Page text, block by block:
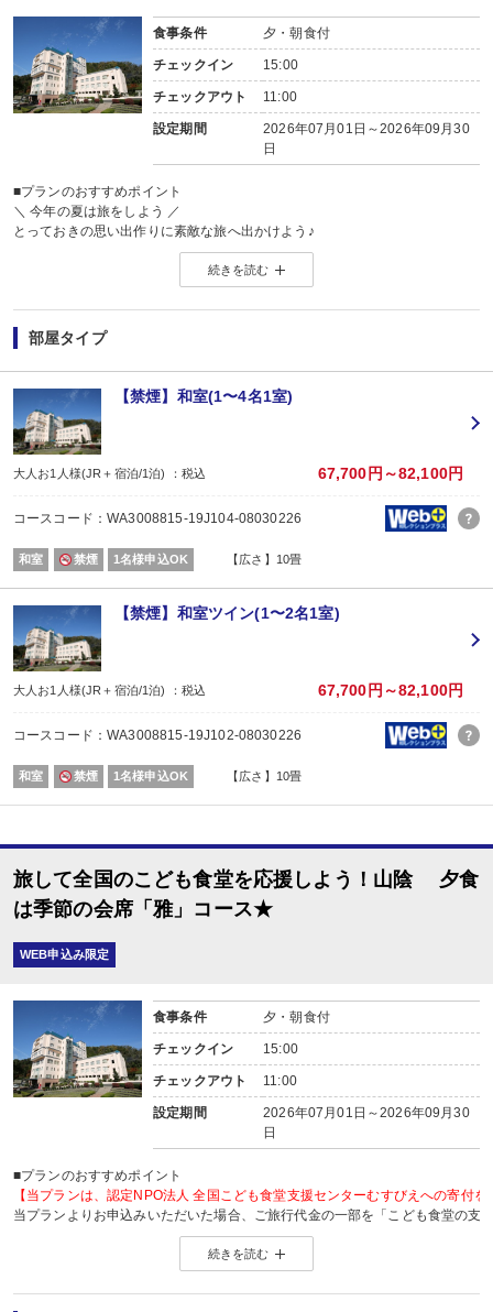
食事条件 夕・朝食付
チェックイン 15:00
チェックアウト 11:00
設定期間
2026年07月01日～2026年09月30
日
■プランのおすすめポイント
＼ 今年の夏は旅をしよう ／
とっておきの思い出作りに素敵な旅へ出かけよう♪
【2026年】夏休み・お盆おすすめ国内旅行特集
【2名1室でご利用の場合】 おとな1名＋こども1名OK♪
2名1室でご利用の場合、
おとな1名＋こども1名ご利用でも、お子様はこども代金でOK♪
※通常「おとな1名＋こども1名」で2名1室ご利用の場合、お子様はおとなと同
■夕食
場所:
レストラン
内容:
季節の会席「雅」コース
場所:
レストラン
内容:
和定食
【時間】7：00～9：00（7：00～／7：30～／8：00～）
続きを読む
部屋タイプ
【禁煙】和室(1〜4名1室)
大人お1人様(JR＋宿泊/1泊) ：税込 67,700円～82,100円
コースコード：WA3008815-19J104-08030226
和室 禁煙 1名様申込OK 【広さ】10畳
【禁煙】和室ツイン(1〜2名1室)
大人お1人様(JR＋宿泊/1泊) ：税込 67,700円～82,100円
コースコード：WA3008815-19J102-08030226
和室 禁煙 1名様申込OK 【広さ】10畳
旅して全国のこども食堂を応援しよう！山陰 夕食
は季節の会席「雅」コース★
WEB申込み限定
食事条件 夕・朝食付
チェックイン 15:00
チェックアウト 11:00
設定期間
2026年07月01日～2026年09月30
日
■プランのおすすめポイント
【当プランは、認定NPO法人 全国こども食堂支援センターむすびえへの寄付
当プランよりお申込みいただいた場合、ご旅行代金の一部を「こども食堂の支
支援団体「 認定NPO法人 全国こども食堂支援センターむすびえ 」へ寄付いた
旅の思い出を作るとともに、あなたのご旅行で多くの子どもが笑顔で過ごせる
詳しくは、こちら →夏のチャリティプランページ
続きを読む